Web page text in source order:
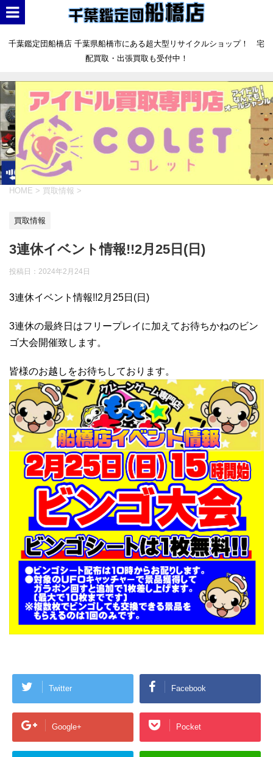
千葉鑑定団船橋店 千葉県船橋市にある超大型リサイクルショップ！ 宅
配買取・出張買取も受付中！
HOME > 買取情報 >
買取情報
3連休イベント情報!!2月25日(日)
投稿日： 2024年2月24日
3連休イベント情報!!2月25日(日)
3連休の最終日はフリープレイに加えてお待ちかねのビン
ゴ大会開催致します。
皆様のお越しをお待ちしております。
Twitter Facebook
Google+ Pocket